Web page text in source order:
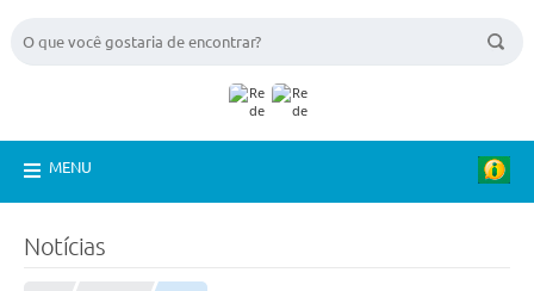
MENU
Notícias